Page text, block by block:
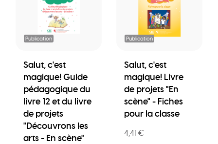
Publication
Salut, c'est
magique! Guide
pédagogique du
livre 12 et du livre
de projets
"Découvrons les
arts - En scène"
Publication
Salut, c'est
magique! Livre
de projets "En
scène" - Fiches
pour la classe
4,41 €